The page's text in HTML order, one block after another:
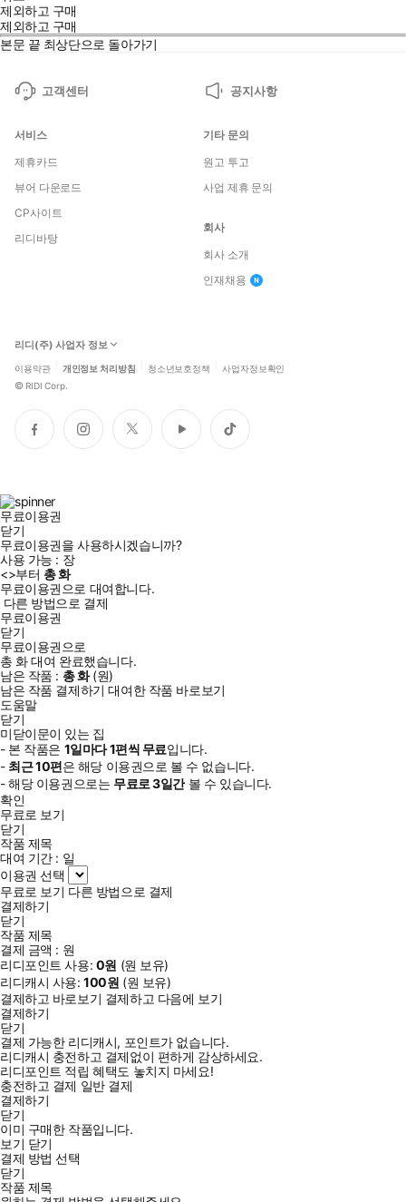
제외하고 구매
제외하고 구매
본문 끝 최상단으로 돌아가기
고객센터 공지사항
서비스
제휴카드
뷰어 다운로드
CP사이트
리디바탕
기타 문의
원고 투고
사업 제휴 문의
회사
회사 소개
인재채용
리디(주) 사업자 정보
이용약관 개인정보 처리방침 청소년보호정책 사업자정보확인
© RIDI Corp.
페
이
인
스
트
위
유
튜
틱
톡
무료이용권
닫기
무료이용권을 사용하시겠습니까?
사용 가능 : 장
<>부터 총화
무료이용권으로 대여합니다.
다른 방법으로 결제
무료이용권
닫기
무료이용권으로
총 화대여 완료했습니다.
남은 작품 : 총화(원)
남은 작품 결제하기 대여한 작품 바로보기
도움말
닫기
미닫이문이 있는 집
- 본 작품은 1일마다1편씩 무료입니다.
- 최근10편은 해당 이용권으로 볼 수 없습니다.
- 해당 이용권으로는 무료로3일간볼 수 있습니다.
확인
무료로 보기
닫기
작품 제목
대여 기간 : 일
이용권 선택
무료로 보기 다른 방법으로 결제
결제하기
닫기
작품 제목
결제 금액 : 원
리디포인트 사용: 0원 (원 보유)
리디캐시 사용:100원 (원 보유)
결제하고 바로보기 결제하고 다음에 보기
결제하기
닫기
결제 가능한 리디캐시, 포인트가 없습니다.
리디캐시 충전하고 결제없이 편하게 감상하세요.
리디포인트 적립 혜택도 놓치지 마세요!
충전하고 결제 일반 결제
결제하기
닫기
이미 구매한 작품입니다.
보기 닫기
결제 방법 선택
닫기
작품 제목